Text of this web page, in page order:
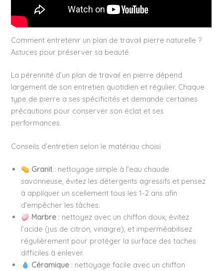
Comment entretenir un plan de travail pierre naturelle ?
Astuces pour préserver sa beauté
La pérennité d’un plan de travail en pierre dépend
largement de son entretien quotidien et régulier. Chaque
type de pierre a ses spécificités et demande certaines
précautions pour conserver son éclat et ses
performances.
Conseils d’entretien selon le matériau choisi
Granit : nettoyage simple à l’eau chaude
savonneuse, évitez les détergents agressifs et pensez
à appliquer un scellement tous les 1-2 ans afin
d’empêcher les tâches.
Marbre : nettoyez avec un chiffon doux, évitez
l’acide (jus de citron, vinaigre), et imperméabilisez
régulièrement pour protéger la surface des taches
difficiles à enlever.
Céramique : nettoyage facile avec un chiffon